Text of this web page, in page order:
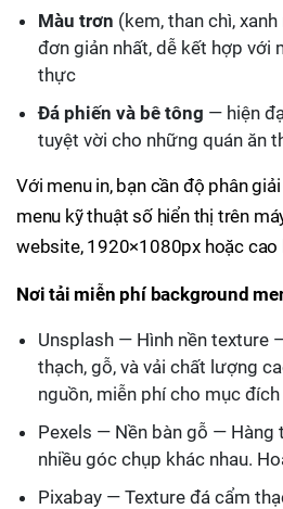
Màu trơn (kem, than chì,
đơn giản nhất, dễ kết hợp với
thực
Đá phiến và bê tông — hiện
tuyệt vời cho những quán ăn
Với menu in, bạn cần độ phân
menu kỹ thuật số hiển thị trên
website, 1920×1080px hoặc cao
Nơi tải miễn phí background
Unsplash — Hình nền texture
thạch, gỗ, và vải chất lượng
nguồn, miễn phí cho mục
Pexels — Nền bàn gỗ — Hàng
nhiều góc chụp khác nhau.
Pixabay — Texture đá cẩm